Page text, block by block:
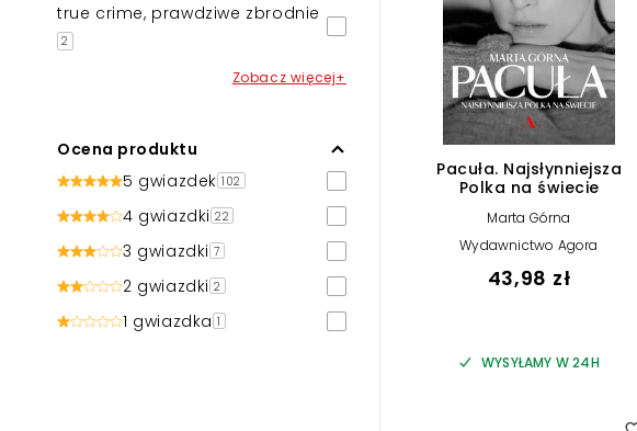
true crime, prawdziwe zbrodnie
2
Zobacz więcej+
Ocena produktu
5 gwiazdek 102
4 gwiazdki 22
3 gwiazdki 7
2 gwiazdki 2
1 gwiazdka 1
Pacuła. Najsłynniejsza
Polka na świecie
Marta Górna
Wydawnictwo Agora
43,98 zł
WYSYŁAMY W 24H